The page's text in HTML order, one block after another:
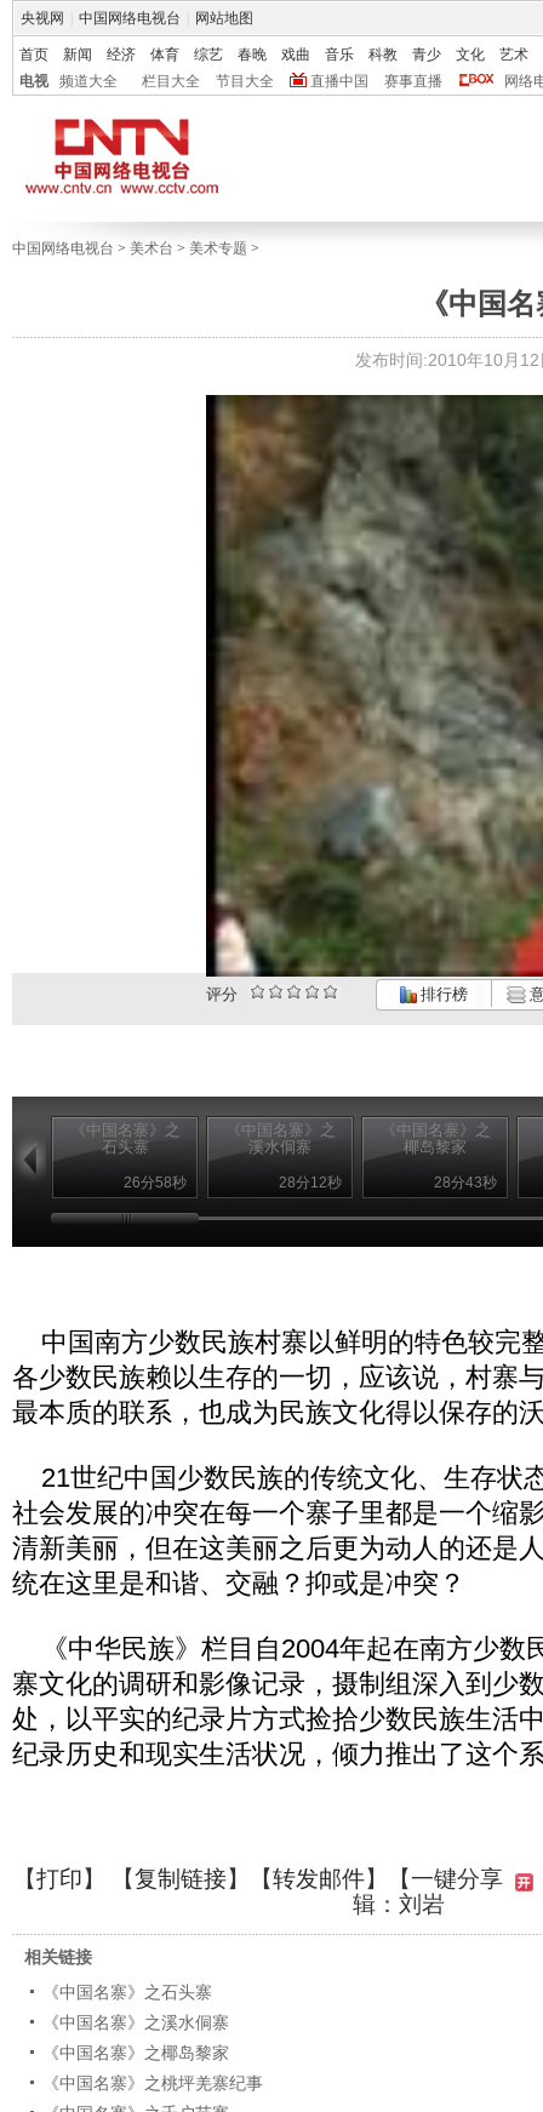
央视网 中国网络电视台 网站地图
首页 新闻 经济 体育 综艺 春晚 戏曲 音乐 科教 青少 文化
艺术
电视
频道大全 栏目大全 节目大全 直播中国 赛事直播 网络
中国网络电视台 > 美术台 > 美术专题 >
《中国
发布时间:2010年10月
评分 排行榜
《中国名寨》之
石头寨
26分58秒
《中国名寨》之
溪水侗寨
28分12秒
《中国名寨》之
椰岛黎家
28分43秒
中国南方少数民族村寨以鲜明的特色较完
各少数民族赖以生存的一切，应该说，村寨
最本质的联系，也成为民族文化得以保存的
21世纪中国少数民族的传统文化、生存状
社会发展的冲突在每一个寨子里都是一个缩
清新美丽，但在这美丽之后更为动人的还是
统在这里是和谐、交融？抑或是冲突？
《中华民族》栏目自2004年起在南方少数
寨文化的调研和影像记录，摄制组深入到少
处，以平实的纪录片方式捡拾少数民族生活
纪录历史和现实生活状况，倾力推出了这个
【打印】 【复制链接】【转发邮件】
【一键分享
辑：刘岩
相关链接
《中国名寨》之石头寨
《中国名寨》之溪水侗寨
《中国名寨》之椰岛黎家
《中国名寨》之桃坪羌寨纪事